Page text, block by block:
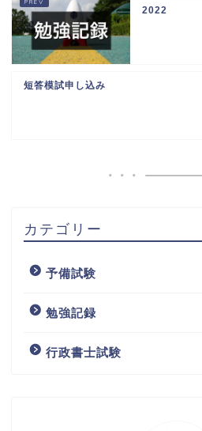
2022
短答模試申し込み
カテゴリー
予備試験
勉強記録
行政書士試験